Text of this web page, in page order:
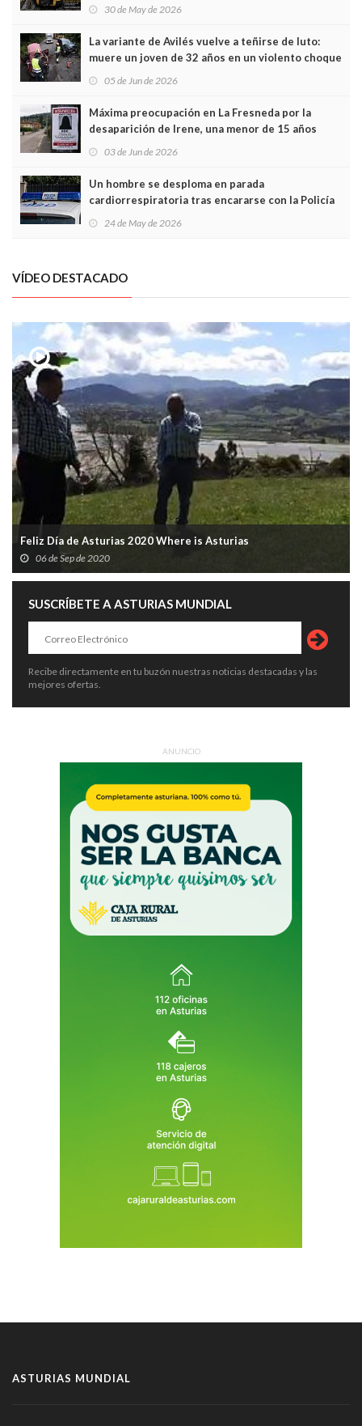
sobrecoste de los trenes que no cabían por los
30 de May de 2026
La variante de Avilés vuelve a teñirse de luto:
muere un joven de 32 años en un violento choque
frontal
05 de Jun de 2026
Máxima preocupación en La Fresneda por la
desaparición de Irene, una menor de 15 años
03 de Jun de 2026
Un hombre se desploma en parada
cardiorrespiratoria tras encararse con la Policía
Local en Luanco
24 de May de 2026
VÍDEO DESTACADO
Feliz Día de Asturias 2020 Where is Asturias
06 de Sep de 2020
SUSCRÍBETE A ASTURIAS MUNDIAL
Recibe directamente en tu buzón nuestras noticias destacadas y las
mejores ofertas.
ANUNCIO
ASTURIAS MUNDIAL